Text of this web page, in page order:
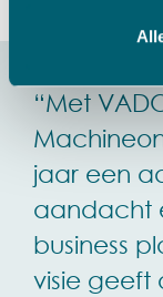
“Met
jaar een
aandacht
business
visie geeft